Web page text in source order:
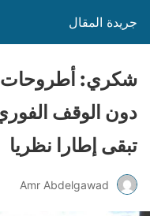
جريدة المقال
شكري: أطروحات
دون الوقف الفوري
تبقى إطارا نظريا
Amr Abdelgawad